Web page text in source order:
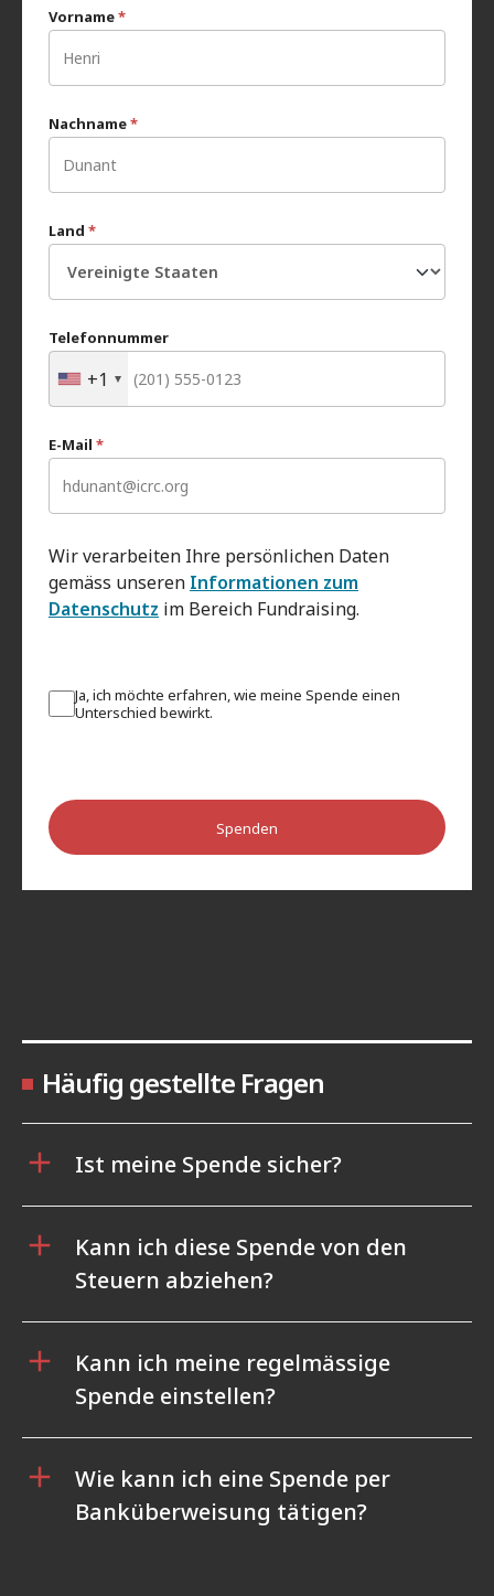
Vorname*
Nachname*
Land *
Telefonnummer
+1
E-Mail *
Wir verarbeiten Ihre persönlichen Daten
gemäss unseren Informationen zum
Datenschutz im Bereich Fundraising.
Ja, ich möchte erfahren, wie meine Spende einen
Unterschied bewirkt.
Spenden
Häufig gestellte Fragen
Ist meine Spende sicher?
Kann ich diese Spende von den
Steuern abziehen?
Kann ich meine regelmässige
Spende einstellen?
Wie kann ich eine Spende per
Banküberweisung tätigen?